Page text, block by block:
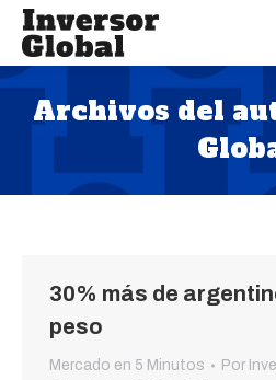
Archivos del
30% más de
peso
Mercado en 5 Minutos Por